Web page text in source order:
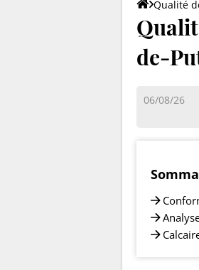
Qualité
de-
06/08/26